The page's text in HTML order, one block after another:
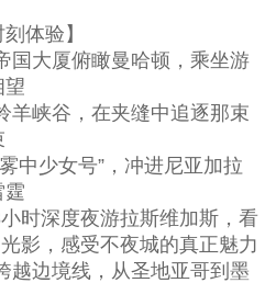
体验】
国大厦俯瞰曼哈顿，乘坐游
望
羊峡谷，在夹缝中追逐那束
中少女号”，冲进尼亚加拉
霆
时深度夜游拉斯维加斯，看
影，感受不夜城的真正魅力
越边境线，从圣地亚哥到墨